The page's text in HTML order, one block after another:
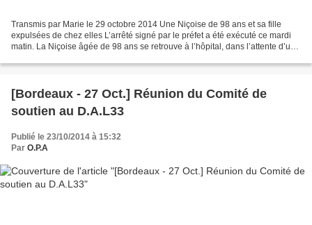
Transmis par Marie le 29 octobre 2014 Une Niçoise de 98 ans et sa fille
expulsées de chez elles L’arrêté signé par le préfet a été exécuté ce mardi
matin. La Niçoise âgée de 98 ans se retrouve à l’hôpital, dans l’attente d’une
[Bordeaux - 27 Oct.] Réunion du Comité de
soutien au D.A.L33
Publié le 23/10/2014 à 15:32
Par O.P.A